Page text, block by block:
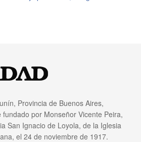
Provincia de Buenos Aires,
por Monseñor Vicente Peira,
San Ignacio de Loyola, de la Iglesia
el 24 de noviembre de 1917.